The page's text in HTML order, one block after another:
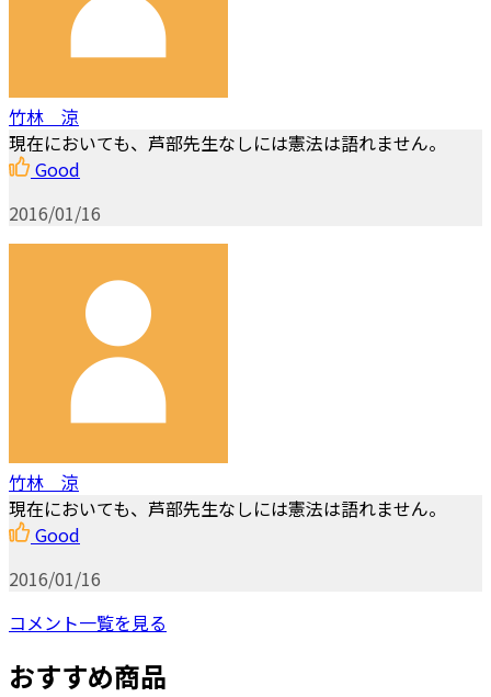
竹林 涼
現在においても、芦部先生なしには憲法は語れません。
Good
2016/01/16
竹林 涼
現在においても、芦部先生なしには憲法は語れません。
Good
2016/01/16
コメント一覧を見る
おすすめ商品